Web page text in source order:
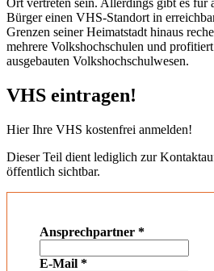
Ort vertreten sein. Allerdings gibt es für
Bürger einen VHS-Standort in
Grenzen seiner Heimatstadt hinaus
mehrere Volkshochschulen und
ausgebauten Volkshochschulwesen.
VHS eintragen!
Hier Ihre VHS kostenfrei anmelden!
Dieser Teil dient lediglich zur
öffentlich sichtbar.
Ansprechpartner *
E-Mail *